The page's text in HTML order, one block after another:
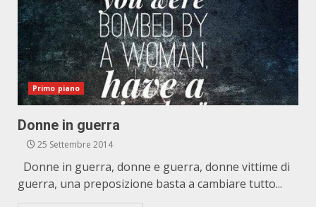
Primo piano
Donne in guerra
25 Settembre 2014
Donne in guerra, donne e guerra, donne vittime di
guerra, una preposizione basta a cambiare tutto...